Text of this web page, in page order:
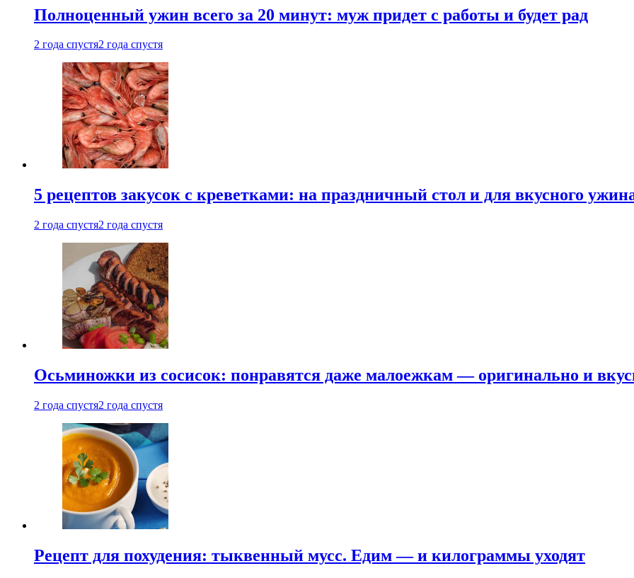
Полноценный ужин всего за 20 минут: муж придет с работы и будет рад
2 года спустя2 года спустя
5 рецептов закусок с креветками: на праздничный стол и для вкусного
2 года спустя2 года спустя
Осьминожки из сосисок: понравятся даже малоежкам — оригинально и
2 года спустя2 года спустя
Рецепт для похудения: тыквенный мусс. Едим — и килограммы уходят